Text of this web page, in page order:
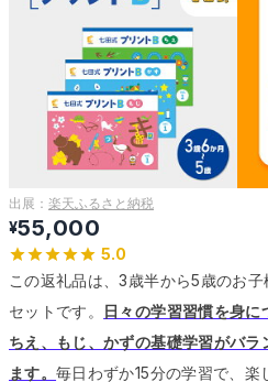
出展： 楽天ふるさと納税
¥55,000
5.0
この返礼品は、3歳半から5歳のお
セットです。
日々の学習習慣を身に
ちえ、もじ、かずの基礎学習がバ
ます。毎日わずか15分の学習で、楽